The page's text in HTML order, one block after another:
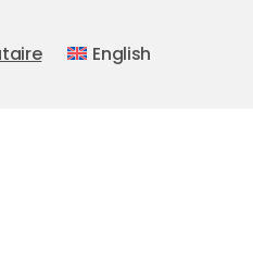
English